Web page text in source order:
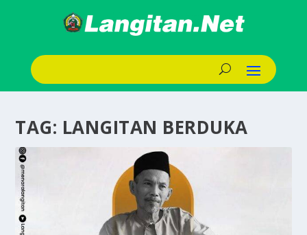
TAG: LANGITAN BERDUKA